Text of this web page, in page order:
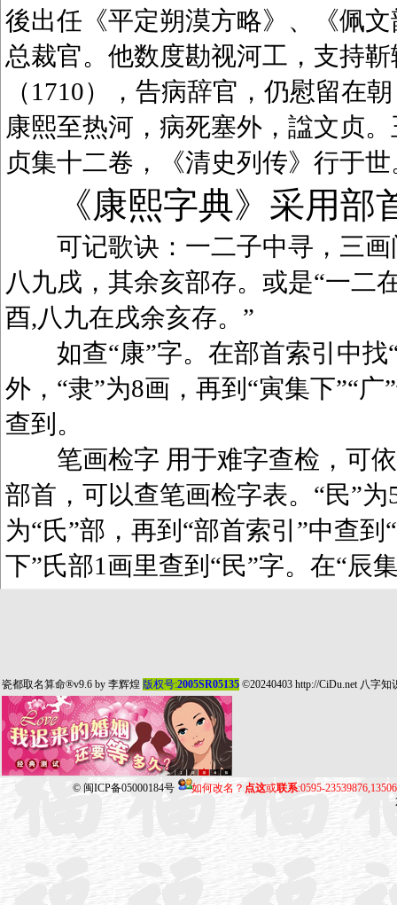
後出任《平定朔漠方略》、《佩
总裁官。他数度勘视河工，支持
（1710），告病辞官，仍慰留在
康熙至热河，病死塞外，諡文贞
贞集十二卷，《清史列传》行于世
《康熙字典》采用
可记歌诀：一二子中寻，三画
八九戌，其余亥部存。或是“一二
酉,八九在戌余亥存。”
如查“康”字。在部首索引中找“
外，“隶”为8画，再到“寅集下”“
查到。
笔画检字 用于难字查检，可依
部首，可以查笔画检字表。“民”
为“氏”部，再到“部首索引”中查到
下”氏部1画里查到“民”字。在“辰
瓷都取名算命®v9.6 by 李辉煌 版权号:2005SR05135 ©20240403 http://CiDu.net 八字知
© 闽ICP备05000184号 如何改名？ 点这或联系:0595-